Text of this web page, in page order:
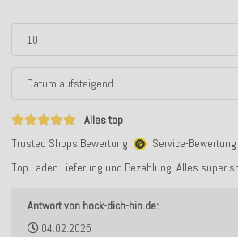
Alles top
Trusted Shops Bewertung
Service-Bewertung
Top Laden Lieferung und Bezahlung. Alles super
Antwort von hock-dich-hin.de:
04.02.2025